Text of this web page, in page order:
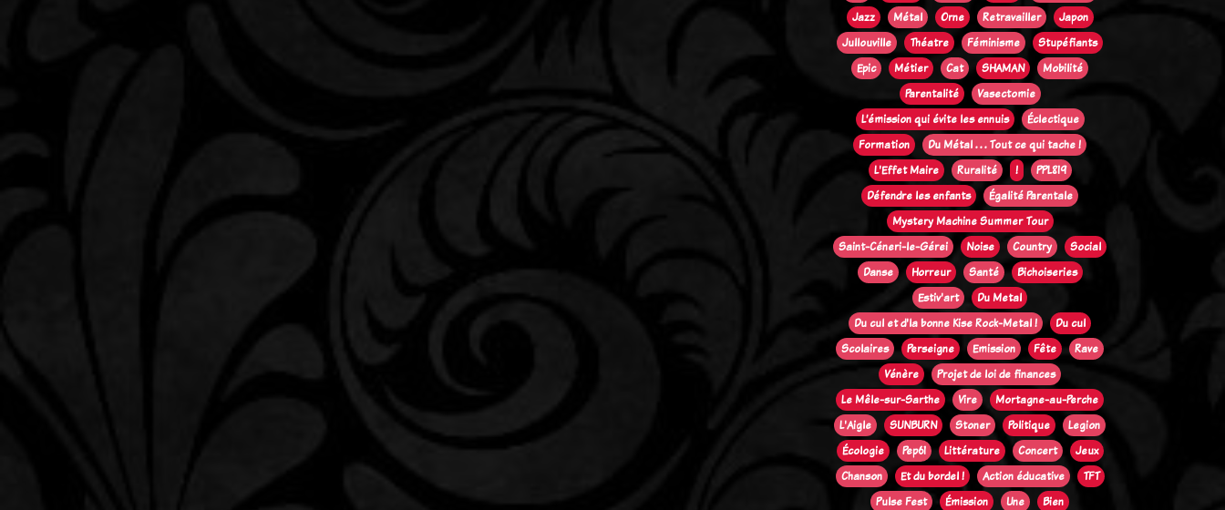
Jazz
Métal Orne Retravailler
Japon
Jullouville
Théatre Féminisme
Stupéfiants
Epic
Métier Cat SHAMAN
Mobilité
Parentalité
Vasectomie
L’émission qui évite les ennuis
Éclectique
Formation
Du Métal . . . Tout ce qui tache !
L'Effet Maire
Ruralité !
PPL819
Défendre les enfants
Égalité Parentale
Mystery Machine Summer Tour
Saint-Céneri-le-Gérei
Noise Country
Social
Danse
Horreur Santé
Bichoiseries
Estiv'art
Du Metal
Du cul et d'la bonne Kise Rock-Metal !
Du cul
Scolaires
Perseigne Emission Fête
Rave
Vénère
Projet de loi de finances
Le Mêle-sur-Sarthe
Vire
Mortagne-au-Perche
L'Aigle
SUNBURN Stoner Politique
Legion
Écologie
Pep61 Littérature Concert
Jeux
Chanson
Et du bordel ! Action éducative
TFT
Pulse Fest
Émission Une
Bien